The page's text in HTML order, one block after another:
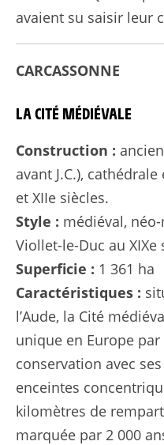
avaient su saisir leur
CARCASSONNE
LA CITÉ MÉDIÉVALE
Construction :
avant J.C.),
et XIIe siècles.
Style : médiéval,
Viollet-le-Duc au XIXe
Superficie : 1 361 ha
Caractéristiques :
l’Aude, la Cité
unique en Europe
conservation avec
enceintes
kilomètres de
marquée par 2 000